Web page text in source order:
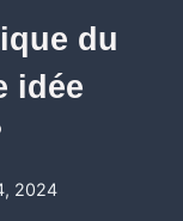
du
idée
2024